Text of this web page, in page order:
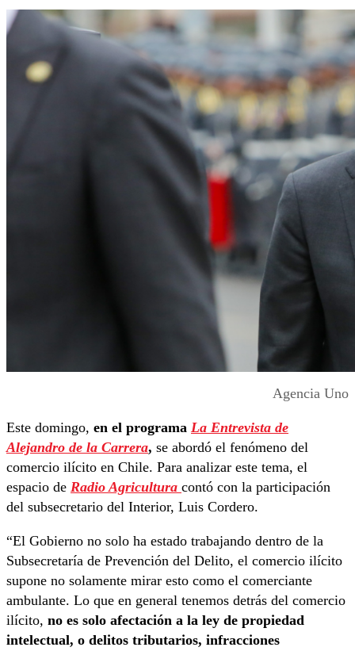
Agencia Uno
Este domingo, en el programa La Entrevista de
Alejandro de la Carrera, se abordó el fenómeno del
comercio ilícito en Chile. Para analizar este tema, el
espacio de Radio Agricultura contó con la participación
del subsecretario del Interior, Luis Cordero.
“El Gobierno no solo ha estado trabajando dentro de la
Subsecretaría de Prevención del Delito, el comercio ilícito
supone no solamente mirar esto como el comerciante
ambulante. Lo que en general tenemos detrás del comercio
ilícito, no es solo afectación a la ley de propiedad
intelectual, o delitos tributarios, infracciones